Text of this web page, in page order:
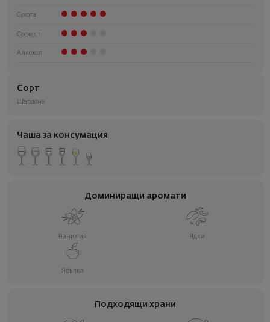
Сухота
Свежест
Алкохол
Сорт
Шардоне
Чаша за консумация
Доминиращи аромати
Ванилия Ядки
Ябълка
Подходящи храни